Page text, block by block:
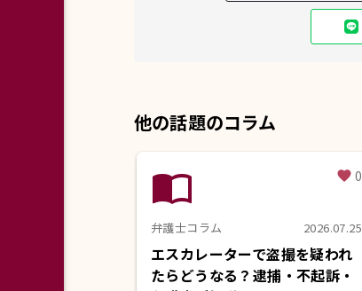
他の話題のコラム
import_contacts favorite 0
弁護士コラム 2026.07.25
エスカレーターで盗撮を疑われ
たらどうなる？逮捕・不起訴・